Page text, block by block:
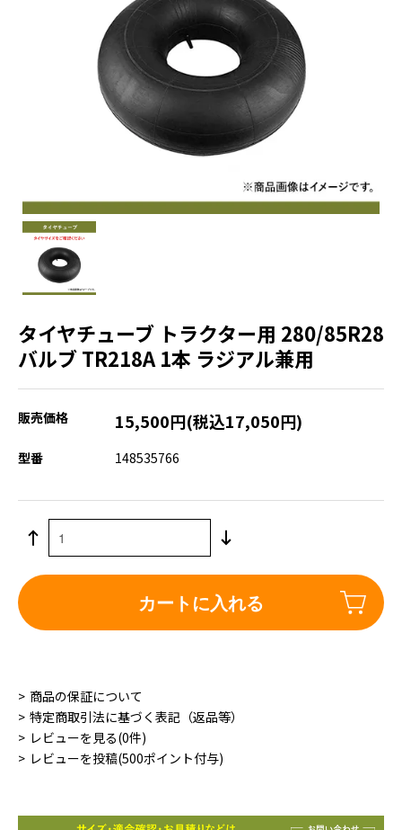
タイヤチューブ トラクター用 280/85R28
バルブ TR218A 1本 ラジアル兼用
販売価格 15,500円(税込17,050円)
型番 148535766
カートに入れる
商品の保証について
特定商取引法に基づく表記（返品等）
レビューを見る(0件)
レビューを投稿(500ポイント付与)